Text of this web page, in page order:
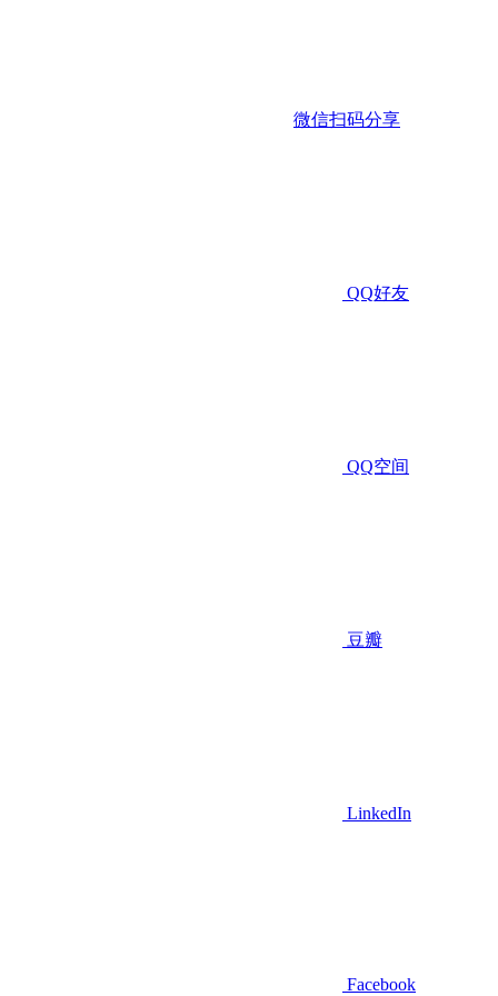
微信扫码分享
QQ好友
QQ空间
豆瓣
LinkedIn
Facebook